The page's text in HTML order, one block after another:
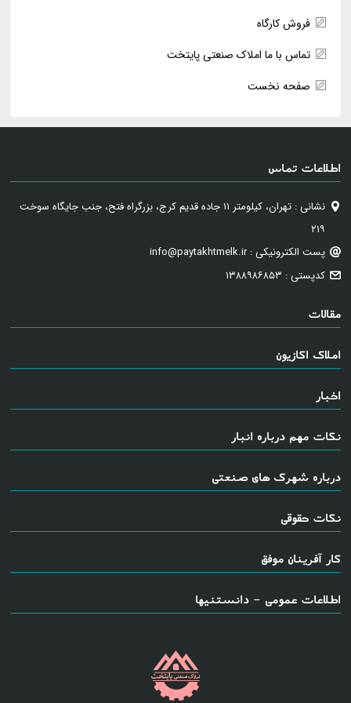
فروش کارگاه
تماس با ما املاک صنعتی پایتخت
صفحه نخست
اطلاعات تماس
نشانی : تهران، کیلومتر ۱۱ جاده قدیم کرج، بزرگراه فتح، جنب جایگاه سوخت
۲۱۹
پست الکترونیکی : info@paytakhtmelk.ir
کدپستی : ۱۳۸۸۹۸۶۸۵۳
مقالات
املاک اکازیون
اخبار
نکات مهم درباره انبار
درباره شهرک های صنعتی
نکات حقوقی
کار آفرینان موفق
اطلاعات عمومی - دانستنیها